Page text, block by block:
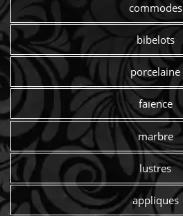
commodes
bibelots
porcelaine
faïence
marbre
lustres
appliques